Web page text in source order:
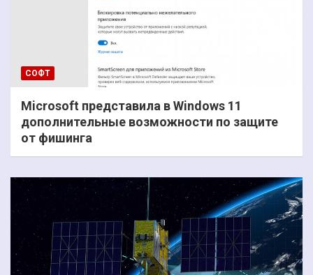
СОФТ
Microsoft представила в Windows 11
дополнительные возможности по защите
от фишинга